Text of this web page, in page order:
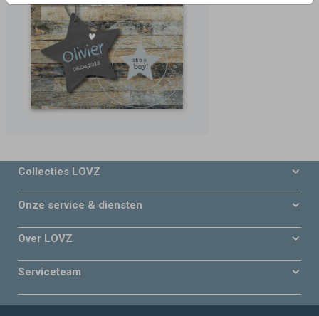
Collecties LOVZ
Onze service & diensten
Over LOVZ
Serviceteam